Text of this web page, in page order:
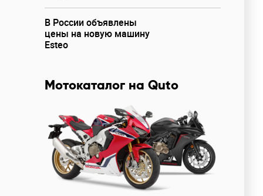
В России объявлены
цены на новую машину
Esteo
Мотокаталог на Quto